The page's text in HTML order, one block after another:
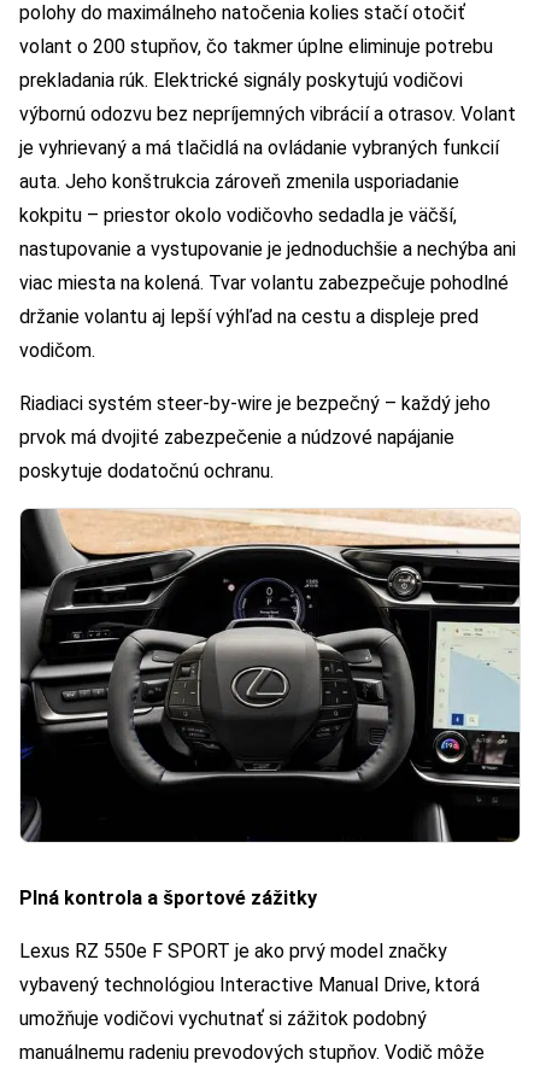
polohy do maximálneho natočenia kolies stačí otočiť
volant o 200 stupňov, čo takmer úplne eliminuje potrebu
prekladania rúk. Elektrické signály poskytujú vodičovi
výbornú odozvu bez nepríjemných vibrácií a otrasov. Volant
je vyhrievaný a má tlačidlá na ovládanie vybraných funkcií
auta. Jeho konštrukcia zároveň zmenila usporiadanie
kokpitu – priestor okolo vodičovho sedadla je väčší,
nastupovanie a vystupovanie je jednoduchšie a nechýba ani
viac miesta na kolená. Tvar volantu zabezpečuje pohodlné
držanie volantu aj lepší výhľad na cestu a displeje pred
vodičom.
Riadiaci systém steer-by-wire je bezpečný – každý jeho
prvok má dvojité zabezpečenie a núdzové napájanie
poskytuje dodatočnú ochranu.
Plná kontrola a športové zážitky
Lexus RZ 550e F SPORT je ako prvý model značky
vybavený technológiou Interactive Manual Drive, ktorá
umožňuje vodičovi vychutnať si zážitok podobný
manuálnemu radeniu prevodových stupňov. Vodič môže